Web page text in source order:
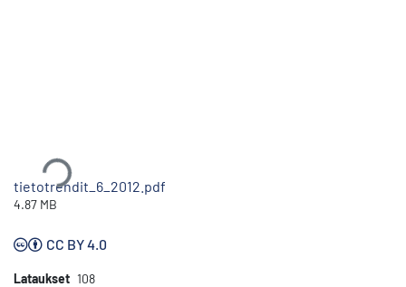
tietotrendit_6_2012.pdf
4.87 MB
CC BY 4.0
Lataukset 108